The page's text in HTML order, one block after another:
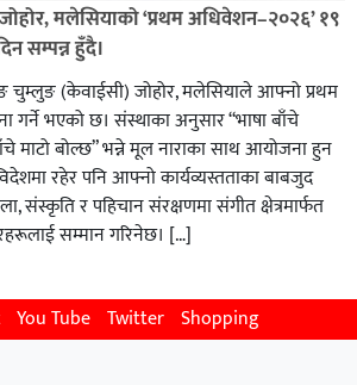
मलेसियाको ‘प्रथम अधिवेशन–२०२६’ १९
सम्पन्न हुँदै।
चुम्लुङ (केवाईसी) जोहोर, मलेसियाले आफ्नो प्रथम
भएको छ। संस्थाका अनुसार “भाषा बाँचे
माटो बोल्छ” भन्ने मूल नाराका साथ आयोजना हुन
रहेर पनि आफ्नो कार्यव्यस्तताका बाबजुद
संस्कृति र पहिचान संरक्षणमा संगीत क्षेत्रमार्फत
सम्मान गरिनेछ। […]
You Tube Twitter Shopping